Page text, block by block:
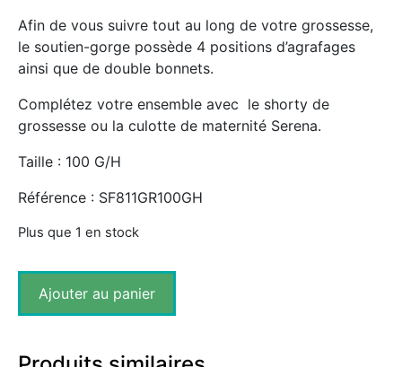
Afin de vous suivre tout au long de votre grossesse,
le soutien-gorge possède 4 positions d’agrafages
ainsi que de double bonnets.
Complétez votre ensemble avec le shorty de
grossesse ou la culotte de maternité Serena.
Taille : 100 G/H
Référence : SF811GR100GH
Plus que 1 en stock
Ajouter au panier